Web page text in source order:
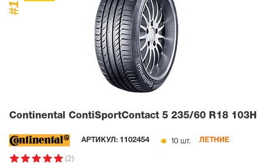
#1
Continental ContiSportContact 5 235/60 R18 103H
АРТИКУЛ: 1102454 10 шт. ЛЕТНИЕ
(2)